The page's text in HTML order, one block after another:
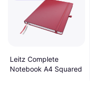
Leitz Complete
Notebook A4 Squared